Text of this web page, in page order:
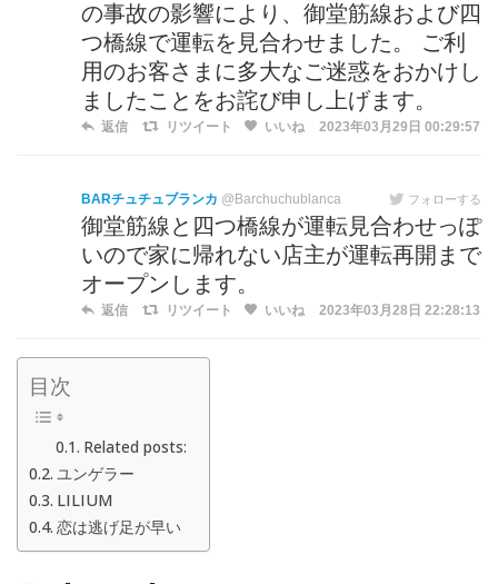
の事故の影響により、御堂筋線および四
つ橋線で運転を見合わせました。 ご利
用のお客さまに多大なご迷惑をおかけし
ましたことをお詫び申し上げます。
返信 リツイート いいね 2023年03月29日 00:29:57
BARチュチュブランカ @Barchuchublanca フォローする
御堂筋線と四つ橋線が運転見合わせっぽ
いので家に帰れない店主が運転再開まで
オープンします。
返信 リツイート いいね 2023年03月28日 22:28:13
目次
Related posts:
ユンゲラー
LILIUM
恋は逃げ足が早い